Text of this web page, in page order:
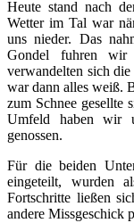
Heute stand nach
Wetter im Tal war
uns nieder. Das
Gondel fuhren wir
verwandelten sich
war dann alles weiß.
zum Schnee gesellte
Umfeld haben wir
genossen.
Für die beiden
eingeteilt, wurden
Fortschritte ließen
andere Missgeschick